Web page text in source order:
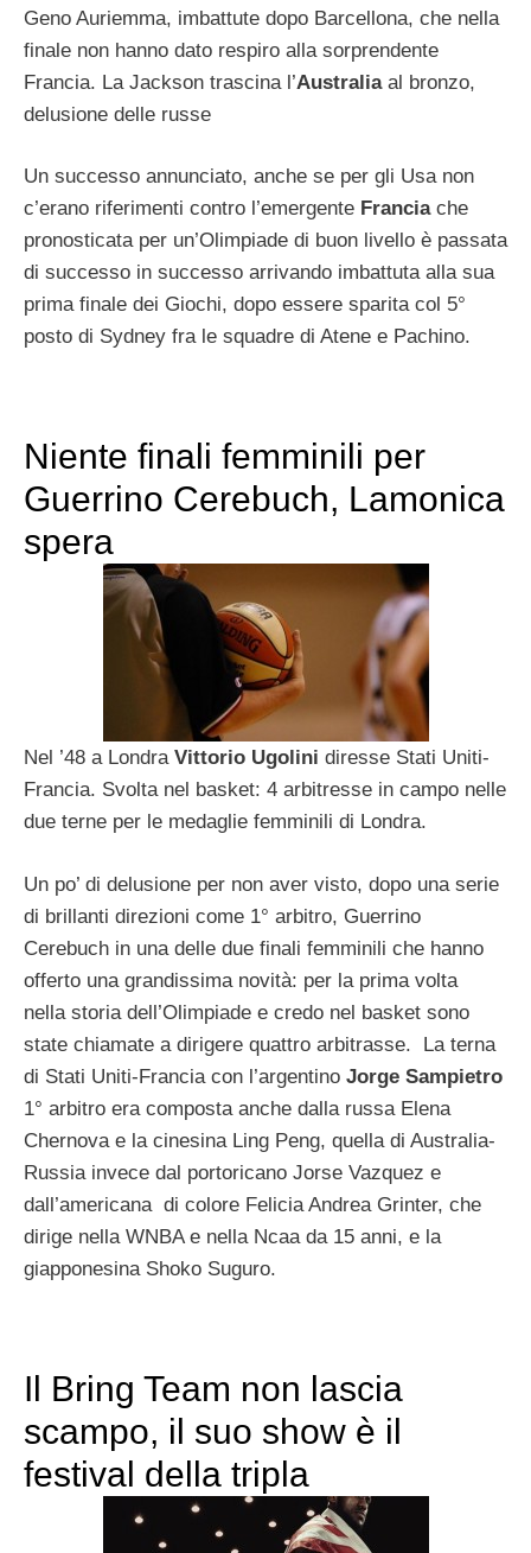
Geno Auriemma, imbattute dopo Barcellona, che nella
finale non hanno dato respiro alla sorprendente
Francia. La Jackson trascina l’Australiaal bronzo,
delusione delle russe
Un successo annunciato, anche se per gli Usa non
c’erano riferimenti contro l’emergente Franciache
pronosticata per un’Olimpiade di buon livello è passata
di successo in successo arrivando imbattuta alla sua
prima finale dei Giochi, dopo essere sparita col 5°
posto di Sydney fra le squadre di Atene e Pachino.
Niente finali femminili per
Guerrino Cerebuch, Lamonica
spera
Nel ’48 a Londra Vittorio Ugolini diresse Stati Uniti-
Francia. Svolta nel basket: 4 arbitresse in campo nelle
due terne per le medaglie femminili di Londra.
Un po’ di delusione per non aver visto, dopo una serie
di brillanti direzioni come 1° arbitro, Guerrino
Cerebuch in una delle due finali femminili che hanno
offerto una grandissima novità: per la prima volta
nella storia dell’Olimpiade e credo nel basket sono
state chiamate a dirigere quattro arbitrasse. La terna
di Stati Uniti-Francia con l’argentino Jorge Sampietro
1° arbitro era composta anche dalla russa Elena
Chernova e la cinesina Ling Peng, quella di Australia-
Russia invece dal portoricano Jorse Vazquez e
dall’americana di colore Felicia Andrea Grinter, che
dirige nella WNBA e nella Ncaa da 15 anni, e la
giapponesina Shoko Suguro.
Il Bring Team non lascia
scampo, il suo show è il
festival della tripla